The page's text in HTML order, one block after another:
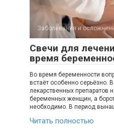
Заболевания и
Свечи для
время
Во время беременности
встаёт особенно серьёзно.
лекарственных препаратов
беременных женщин, а
необходимо. В период
Читать полностью